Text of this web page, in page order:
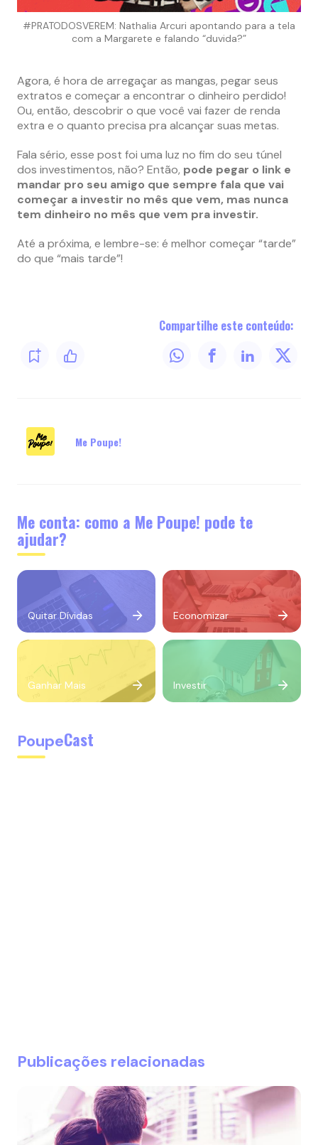
#PRATODOSVEREM: Nathalia Arcuri apontando para a tela
com a Margarete e falando “duvida?”
Agora, é hora de arregaçar as mangas, pegar seus
extratos e começar a encontrar o dinheiro perdido!
Ou, então, descobrir o que você vai fazer de renda
extra e o quanto precisa pra alcançar suas metas.
Fala sério, esse post foi uma luz no fim do seu túnel
dos investimentos, não? Então, pode pegar o link e
mandar pro seu amigo que sempre fala que vai
começar a investir no mês que vem, mas nunca
tem dinheiro no mês que vem pra investir.
Até a próxima, e lembre-se: é melhor começar “tarde”
do que “mais tarde”!
Compartilhe este conteúdo:
Me Poupe!
Me conta: como a Me Poupe! pode te
ajudar?
Quitar Dívidas Economizar
Ganhar Mais Investir
PoupeCast
Publicações relacionadas